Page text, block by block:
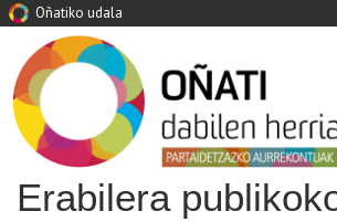
Oñatiko udala
Erabilera